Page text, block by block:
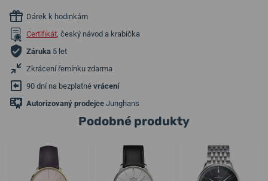
Dárek k hodinkám
Certifikát, český návod a krabička
Záruka 5 let
Zkrácení řemínku zdarma
90 dní na bezplatné vrácení
Autorizovaný prodejce Junghans
Podobné produkty